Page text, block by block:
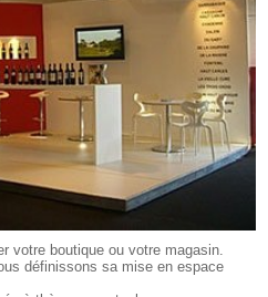
votre boutique ou votre magasin.
définissons sa mise en espace